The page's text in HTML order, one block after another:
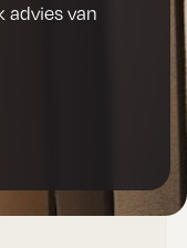
advies van